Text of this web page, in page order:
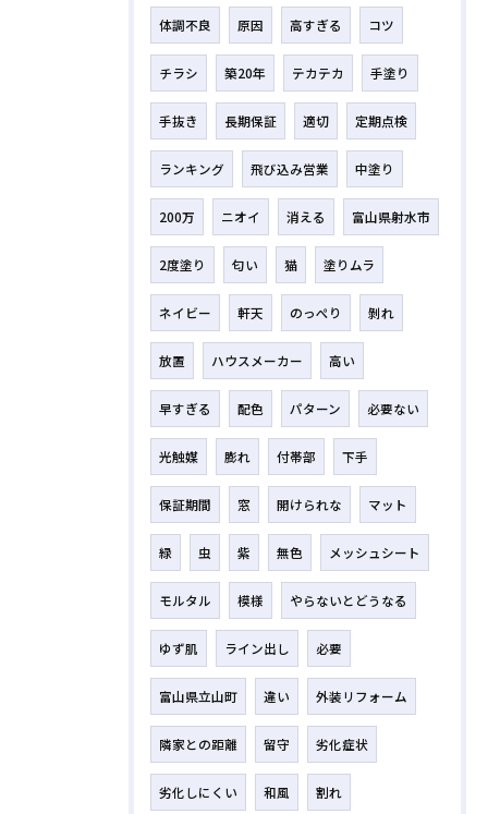
体調不良 原因 高すぎる コツ
チラシ 築20年 テカテカ 手塗り
手抜き 長期保証 適切 定期点検
ランキング 飛び込み営業 中塗り
200万 ニオイ 消える 富山県射水市
2度塗り 匂い 猫 塗りムラ
ネイビー 軒天 のっぺり 剝れ
放置 ハウスメーカー 高い
早すぎる 配色 パターン 必要ない
光触媒 膨れ 付帯部 下手
保証期間 窓 開けられな マット
緑 虫 紫 無色 メッシュシート
モルタル 模様 やらないとどうなる
ゆず肌 ライン出し 必要
富山県立山町 違い 外装リフォーム
隣家との距離 留守 劣化症状
劣化しにくい 和風 割れ